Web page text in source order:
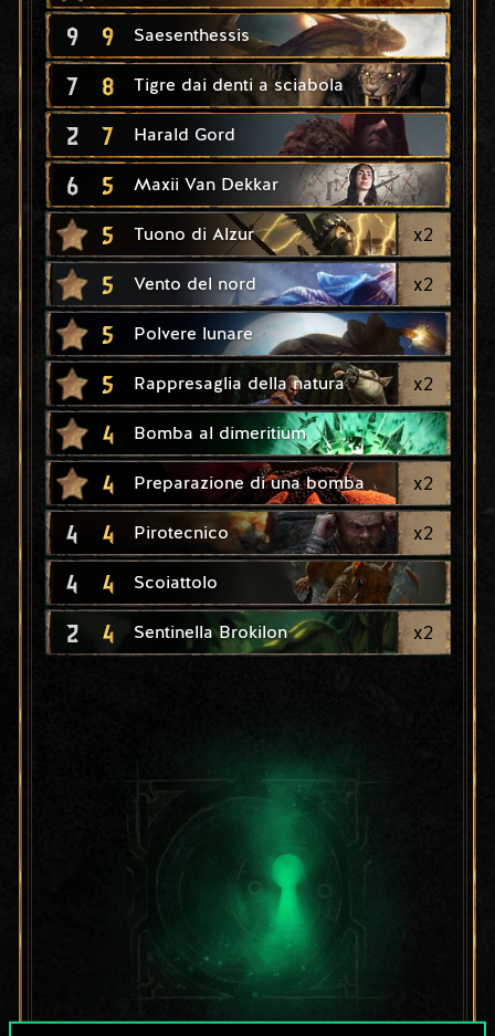
9 9 Saesenthessis
7 8 Tigre dai denti a sciabola
2 7 Harald Gord
6 5 Maxii Van Dekkar
5 Tuono di Alzur x2
5 Vento del nord x2
5 Polvere lunare
5 Rappresaglia della natura x2
4 Bomba al dimeritium
4 Preparazione di una bomba x2
4 4 Pirotecnico x2
4 4 Scoiattolo
2 4 Sentinella Brokilon x2